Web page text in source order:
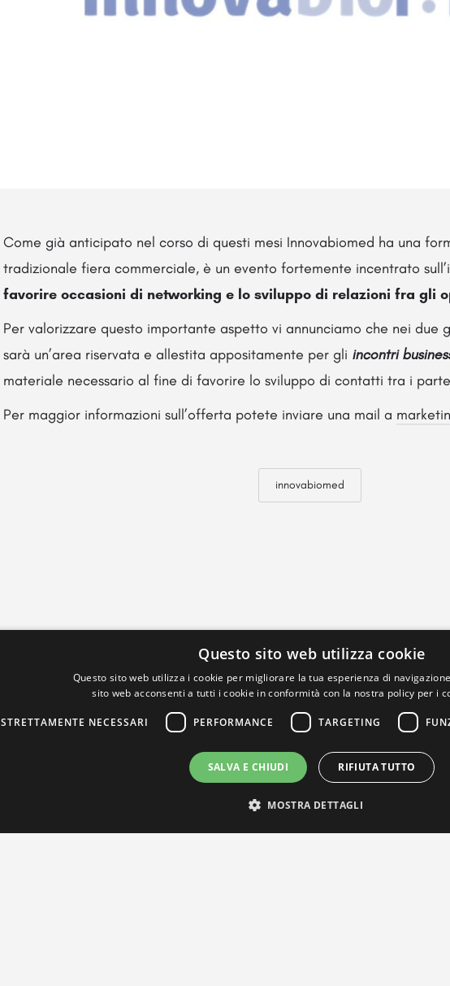
Come già anticipato nel corso di questi mesi Innovabiomed ha una
tradizionale fiera commerciale, è un evento fortemente incentrato
favorire occasioni di networking e lo sviluppo di relazioni fra gli
Per valorizzare questo importante aspetto vi annunciamo che nei due
sarà un’area riservata e allestita appositamente per gli incontri
materiale necessario al fine di favorire lo sviluppo di contatti tra i
Per maggior informazioni sull’offerta potete inviare una mail a
innovabiomed
Questo sito web utilizza cookie
Questo sito web utilizza i cookie per migliorare la tua esperienza di
sito web acconsenti a tutti i cookie in conformità con la nostra policy per i
STRETTAMENTE NECESSARI PERFORMANCE TARGETING
SALVA E CHIUDI RIFIUTA TUTTO
MOSTRA DETTAGLI